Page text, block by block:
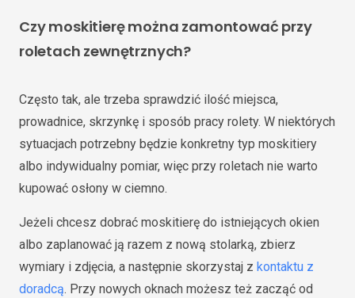
Czy moskitierę można zamontować przy
roletach zewnętrznych?
Często tak, ale trzeba sprawdzić ilość miejsca,
prowadnice, skrzynkę i sposób pracy rolety. W niektórych
sytuacjach potrzebny będzie konkretny typ moskitiery
albo indywidualny pomiar, więc przy roletach nie warto
kupować osłony w ciemno.
Jeżeli chcesz dobrać moskitierę do istniejących okien
albo zaplanować ją razem z nową stolarką, zbierz
wymiary i zdjęcia, a następnie skorzystaj z kontaktu z
doradcą. Przy nowych oknach możesz też zacząć od